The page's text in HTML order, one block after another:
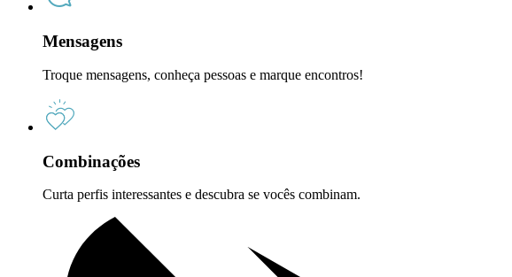
Mensagens
Troque mensagens, conheça pessoas e marque encontros!
Combinações
Curta perfis interessantes e descubra se vocês combinam.